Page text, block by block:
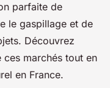
parfaite de
le gaspillage et de
Découvrez
marchés tout en
en France.